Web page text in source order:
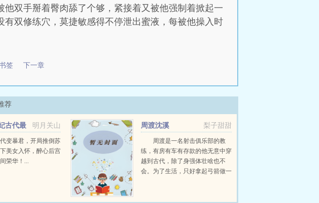
双手掰着臀肉舔了个够，紧接着又被他强制着掀起一
双修练穴，莫捷敏感得不停泄出蜜液，每被他操入时
签 下一章
荐
明月关山
古代最
章节在线阅读
变暴君，开局推倒苏
美女入怀，醉心后宫
荣华！...
梨子甜甜
周渡沈溪
周渡是一名射击俱乐部的教
练，有房有车有存款的他无意中穿
越到古代，除了身强体壮啥也不
会。为了生活，只好拿起弓箭做一
只野兔，不会做（失望）第三天周